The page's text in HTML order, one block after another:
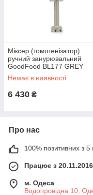
Міксер (гомогенізатор)
ручний занурювальний
GoodFood BL177 GREY
Немає в наявності
6 430 ₴
Про нас
100% позитивних з 5
Працює з 20.11.2016
м. Одеса
Водопровідна 10,